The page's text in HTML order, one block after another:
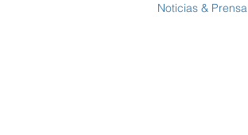
Noticias & Prensa